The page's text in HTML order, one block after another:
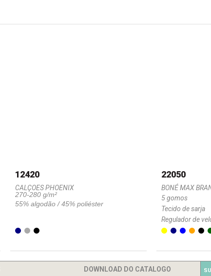
12420
CALÇOES PHOENIX
270-280 g/m²
55% algodão / 45% poliéster
22050
BONÉ MAX
5 gomos
Tecido de sarja
Regulador de
DOWNLOAD DO CATALOGO